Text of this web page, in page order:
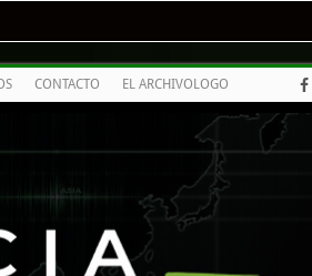
CONTACTO EL ARCHIVOLOGO